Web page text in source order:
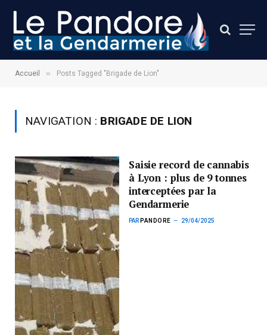
Accueil » Posts Tagged "Brigade de Lion"
NAVIGATION : BRIGADE DE LION
Saisie record de cannabis
à Lyon : plus de 9 tonnes
interceptées par la
Gendarmerie
PAR PANDORE 29/04/2025